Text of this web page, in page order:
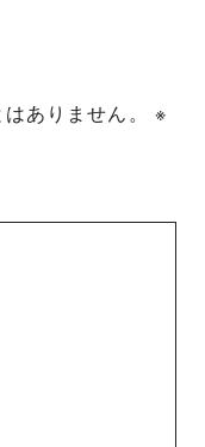
ありません。
※